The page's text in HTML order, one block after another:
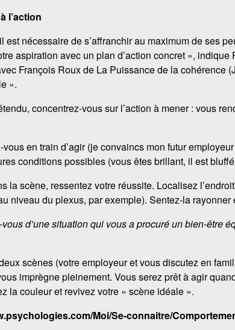
l’action
est nécessaire de s’affranchir au maximum de ses
aspiration avec un plan d’action concret »,
François Roux de La Puissance de la cohérence
».
concentrez-vous sur l’action à mener : vous
en train d’agir (je convaincs mon futur
conditions possibles (vous êtes brillant, il est
la scène, ressentez votre réussite. Localisez
niveau du plexus, par exemple). Sentez-la rayonner
d’une situation qui vous a procuré un bien-
scènes (votre employeur et vous discutez en
imprègne pleinement. Vous serez prêt à agir
la couleur et revivez votre « scène idéale ».
Moi/Se-connaitre/